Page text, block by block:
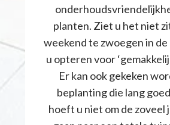
planten. Ziet u het niet
weekend te zwoegen in de
u opteren voor
Er kan ook gekeken
beplanting die lang
hoeft u niet om de zoveel